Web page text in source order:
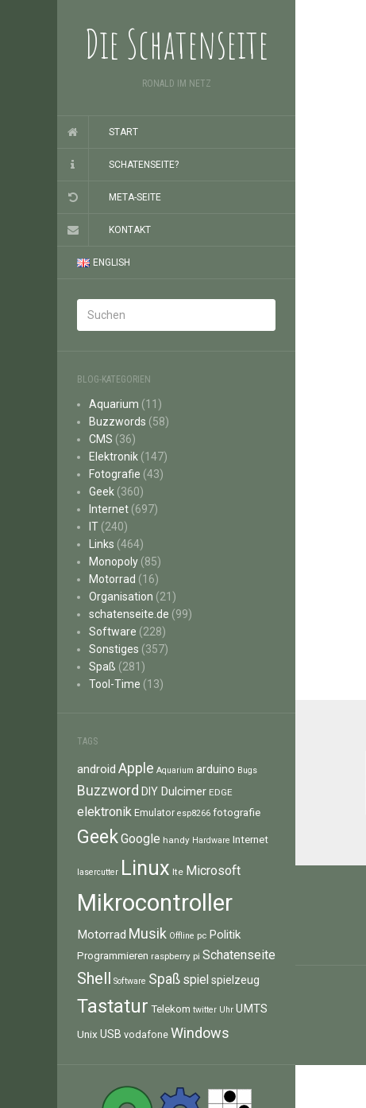
Die Schatenseite
RONALD IM NETZ
START
SCHATENSEITE?
META-SEITE
KONTAKT
ENGLISH
BLOG-KATEGORIEN
Aquarium (11)
Buzzwords (58)
CMS (36)
Elektronik (147)
Fotografie (43)
Geek (360)
Internet (697)
IT (240)
Links (464)
Monopoly (85)
Motorrad (16)
Organisation (21)
schatenseite.de (99)
Software (228)
Sonstiges (357)
Spaß (281)
Tool-Time (13)
TAGS
android Apple Aquarium arduino Bugs
Buzzword DIY Dulcimer EDGE
elektronik Emulator esp8266 fotografie
GeekGoogle handy Hardware Internet
lasercutter Linux lte Microsoft
Mikrocontroller
Motorrad Musik Offline pc Politik
Programmieren raspberry pi Schatenseite
Shell Software Spaß spiel spielzeug
Tastatur Telekom twitter Uhr UMTS
Unix USB vodafone Windows